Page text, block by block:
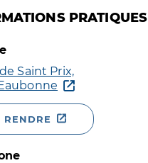
PRATIQUES
Saint Prix,
RENDRE